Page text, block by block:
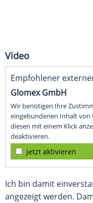
Video
Empfohlener
Glomex GmbH
Wir benötigen Ihre
eingebundenen Inhalt von
diesen mit einem Klick
deaktivieren.
jetzt aktivieren
Ich bin damit
angezeigt werden.